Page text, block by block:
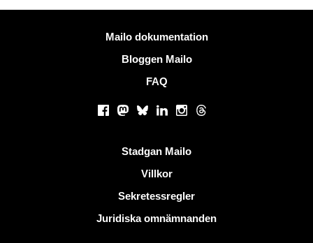
Mailo dokumentation
Bloggen Mailo
FAQ
Facebook
Mastodon
BlueskyLinkedInInstagram
Threads
Stadgan Mailo
Villkor
Sekretessregler
Juridiska omnämnanden